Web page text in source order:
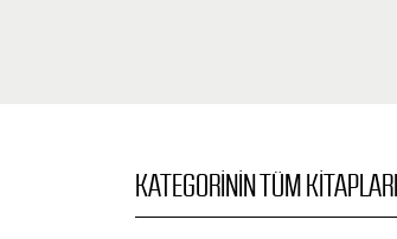
KATEGORININ TÜM KITAPLARI